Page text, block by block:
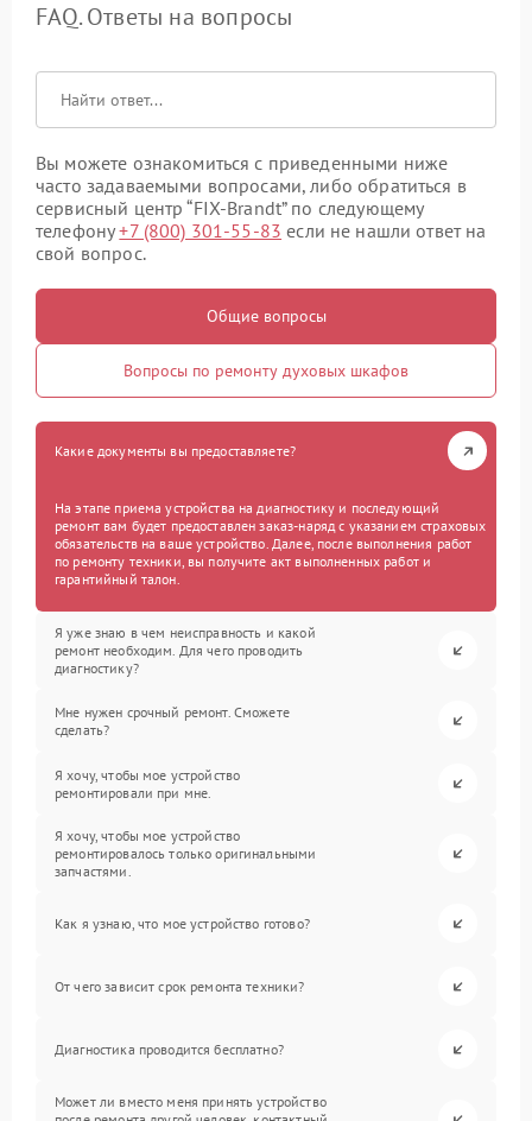
FAQ. Ответы на вопросы
Вы можете ознакомиться с приведенными ниже
часто задаваемыми вопросами, либо обратиться в
сервисный центр “FIX-Brandt” по следующему
телефону+7 (800) 301-55-83 если не нашли ответ на
свой вопрос.
Общие вопросы
Вопросы по ремонту духовых шкафов
Какие документы вы предоставляете?
На этапе приема устройства на диагностику и последующий
ремонт вам будет предоставлен заказ-наряд с указанием страховых
обязательств на ваше устройство. Далее, после выполнения работ
по ремонту техники, вы получите акт выполненных работ и
гарантийный талон.
Я уже знаю в чем неисправность и какой
ремонт необходим. Для чего проводить
диагностику?
Мне нужен срочный ремонт. Сможете
сделать?
Я хочу, чтобы мое устройство
ремонтировали при мне.
Я хочу, чтобы мое устройство
ремонтировалось только оригинальными
запчастями.
Как я узнаю, что мое устройство готово?
От чего зависит срок ремонта техники?
Диагностика проводится бесплатно?
Может ли вместо меня принять устройство